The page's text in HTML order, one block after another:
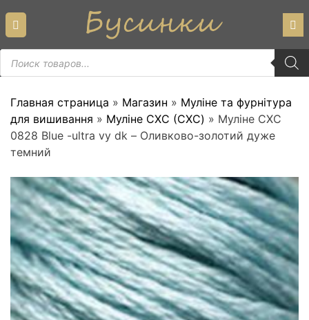
content
Пошук
товарів
Главная страница » Магазин » Муліне та фурнітура
для вишивання » Муліне СХС (CXC) » Муліне СХС
0828 Blue -ultra vy dk – Оливково-золотий дуже
темний